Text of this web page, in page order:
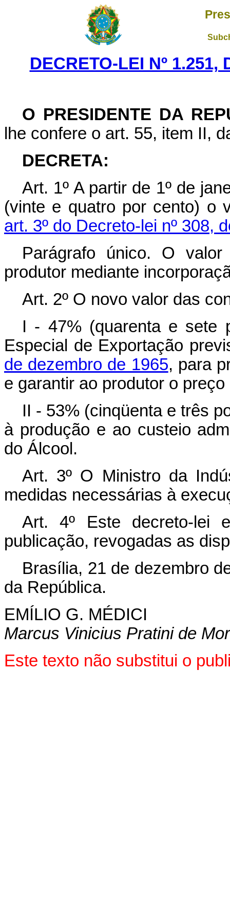
DECRETO-LEI Nº 1.251,
O PRESIDENTE DA
lhe confere o art. 55, item II,
DECRETA:
Art. 1º A partir de 1º de
(vinte e quatro por cento) o
art. 3º do Decreto-lei nº 308,
Parágrafo único. O
produtor mediante
Art. 2º O novo valor das
I - 47% (quarenta e sete
Especial de Exportação
de dezembro de 1965, para
e garantir ao produtor o
II - 53% (cinqüenta e três
à produção e ao custeio
do Álcool.
Art. 3º O Ministro da
medidas necessárias à
Art. 4º Este decreto-lei
publicação, revogadas as
Brasília, 21 de dezembro
da República.
EMÍLIO G. MÉDICI
Marcus Vinicius Pratini de
Este texto não substitui o